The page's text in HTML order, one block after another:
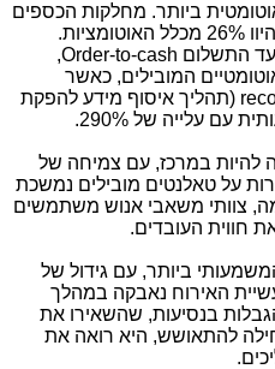
ביותר. מחלקות הכספים
בפעם הראשונה, והיוו 26% מכלל האוטומציות.
התשלום Order-to-cash
,
המובילים, כאשר
(תהליך איסוף מידע להפקת
עלייה של 290%.
להיות במרכז, עם צמיחה של
על טאלנטים מובילים נמשכת
צוותי משאבי אנוש משתמשים
חווית העובדים.
ביותר, עם גידול של
תעשיית האירוח נאבקה במהלך
בנסיעות, שהשאירו את
להתאושש, היא רואה את